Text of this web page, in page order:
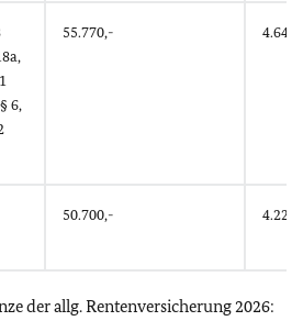
6,
55.770,-
50.700,-
der allg. Rentenversicherung 2026: